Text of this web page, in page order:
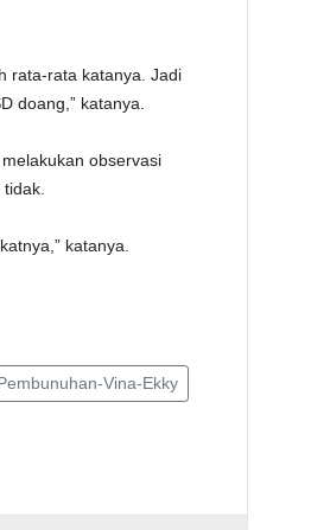
rata-rata katanya. Jadi
doang,” katanya.
observasi
katanya.
Vina-Ekky